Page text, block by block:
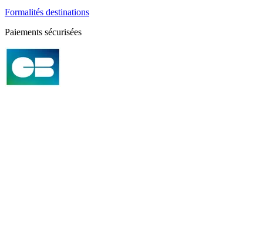
Formalités destinations
Paiements sécurisées